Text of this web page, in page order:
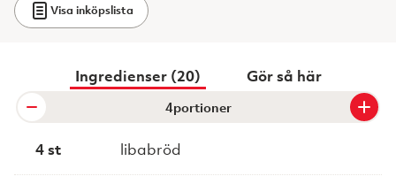
Visa inköpslista
Ingredienser (20) Gör så här
portioner
4 st libabröd